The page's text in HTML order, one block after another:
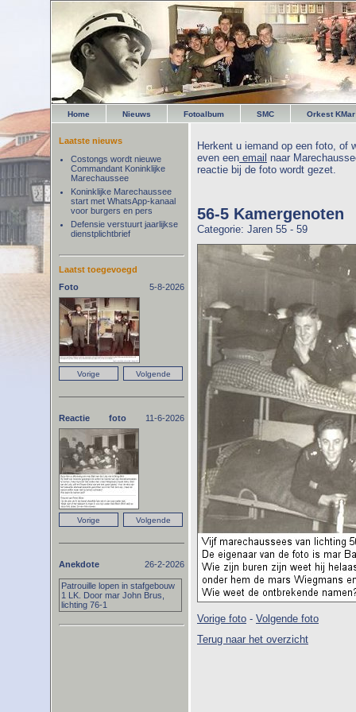
Home Nieuws Fotoalbum SMC Orkest KMar
Herkent u iemand op een foto, of
even een email naar
reactie bij de foto wordt gezet.
56-5 Kamergenoten
Categorie: Jaren 55 - 59
Vorige foto - Volgende foto
Terug naar het overzicht
Laatste nieuws
Costongs wordt nieuwe
Commandant Koninklijke
Marechaussee
Koninklijke Marechaussee
start met WhatsApp-kanaal
voor burgers en pers
Defensie verstuurt jaarlijkse
dienstplichtbrief
Laatst toegevoegd
Foto
5-8-2026
Reactie foto 11-6-2026
Anekdote 26-2-2026
Patrouille lopen in stafgebouw
1 LK. Door mar John Brus,
lichting 76-1